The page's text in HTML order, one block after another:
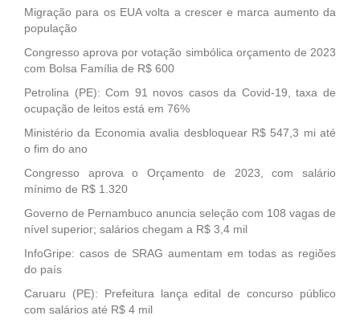
Migração para os EUA volta a crescer e marca aumento da
população
Congresso aprova por votação simbólica orçamento de 2023
com Bolsa Família de R$ 600
Petrolina (PE): Com 91 novos casos da Covid-19, taxa de
ocupação de leitos está em 76%
Ministério da Economia avalia desbloquear R$ 547,3 mi até
o fim do ano
Congresso aprova o Orçamento de 2023, com salário
mínimo de R$ 1.320
Governo de Pernambuco anuncia seleção com 108 vagas de
nível superior; salários chegam a R$ 3,4 mil
InfoGripe: casos de SRAG aumentam em todas as regiões
do país
Caruaru (PE): Prefeitura lança edital de concurso público
com salários até R$ 4 mil